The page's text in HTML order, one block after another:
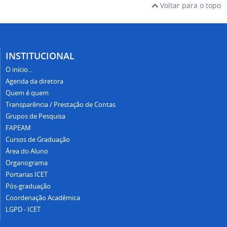
Voltar para o topo
INSTITUCIONAL
O início...
Agenda da diretora
Quem é quem
Transparência / Prestação de Contas
Grupos de Pesquisa
FAPEAM
Cursos de Graduação
Área do Aluno
Organograma
Portarias ICET
Pós-graduação
Coordenação Acadêmica
LGPD - ICET